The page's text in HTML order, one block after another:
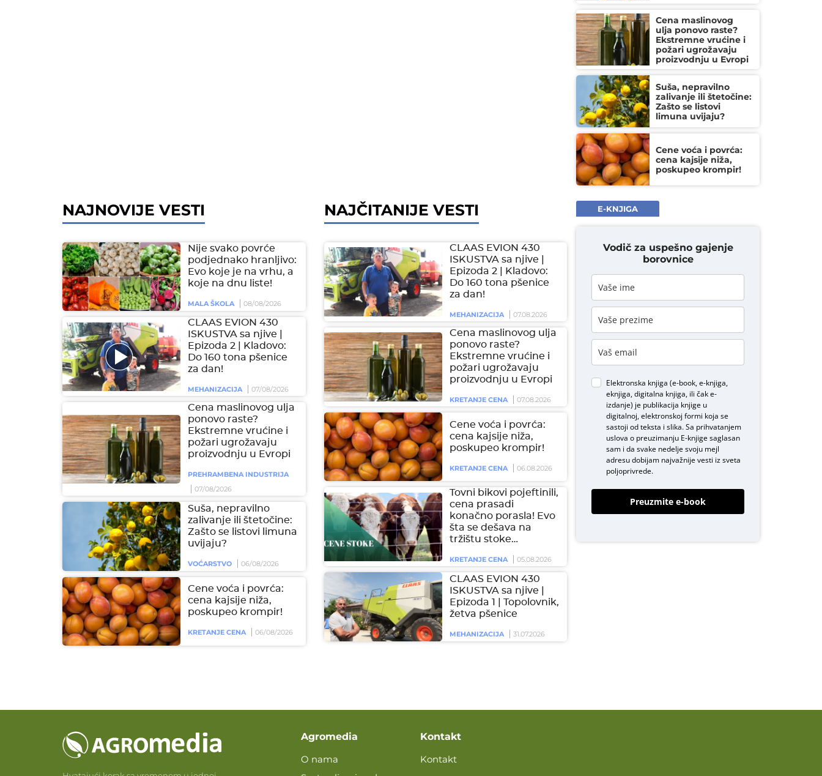
Cena maslinovog
ulja ponovo raste?
Ekstremne vrućine i
požari ugrožavaju
proizvodnju u Evropi
Suša, nepravilno
zalivanje ili štetočine:
Zašto se listovi
limuna uvijaju?
Cene voća i povrća:
cena kajsije niža,
poskupeo krompir!
NAJNOVIJE VESTI
Nije svako povrće
podjednako hranljivo:
Evo koje je na vrhu, a
koje na dnu liste!
MALA ŠKOLA 08/08/2026
CLAAS EVION 430
ISKUSTVA sa njive |
Epizoda 2 | Kladovo:
Do 160 tona pšenice
za dan!
MEHANIZACIJA 07/08/2026
Cena maslinovog ulja
ponovo raste?
Ekstremne vrućine i
požari ugrožavaju
proizvodnju u Evropi
PREHRAMBENA INDUSTRIJA
07/08/2026
Suša, nepravilno
zalivanje ili štetočine:
Zašto se listovi limuna
uvijaju?
VOĆARSTVO 06/08/2026
Cene voća i povrća:
cena kajsije niža,
poskupeo krompir!
KRETANJE CENA 06/08/2026
NAJČITANIJE VESTI
CLAAS EVION 430
ISKUSTVA sa njive |
Epizoda 2 | Kladovo:
Do 160 tona pšenice
za dan!
MEHANIZACIJA 07.08.2026
Cena maslinovog ulja
ponovo raste?
Ekstremne vrućine i
požari ugrožavaju
proizvodnju u Evropi
KRETANJE CENA 07.08.2026
Cene voća i povrća:
cena kajsije niža,
poskupeo krompir!
KRETANJE CENA 06.08.2026
Tovni bikovi pojeftinili,
cena prasadi
konačno porasla! Evo
šta se dešava na
tržištu stoke…
KRETANJE CENA 05.08.2026
CLAAS EVION 430
ISKUSTVA sa njive |
Epizoda 1 | Topolovnik,
žetva pšenice
MEHANIZACIJA 31.07.2026
E-KNJIGA
Vodič za uspešno gajenje
borovnice
Elektronska knjiga (e-book, e-knjiga,
eknjiga, digitalna knjiga, ili čak e-
izdanje) je publikacija knjige u
digitalnoj, elektronskoj formi koja se
sastoji od teksta i slika. Sa prihvatanjem
uslova o preuzimanju E-knjigesaglasan
sam i da svake nedelje svoju mejl
adresu dobijam najvažnije vesti iz sveta
poljoprivrede.
Preuzmite e-book
Agromedia
O nama
Kontakt
Kontakt